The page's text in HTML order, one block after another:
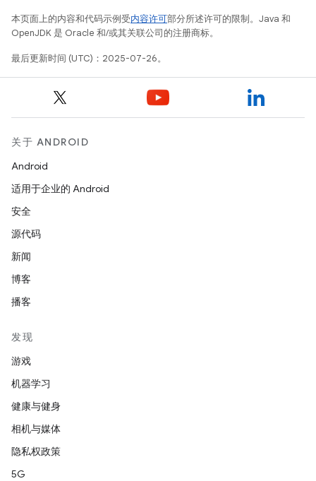
本页面上的内容和代码示例受内容许可部分所述许可的限制。Java 和
OpenJDK 是 Oracle 和/或其关联公司的注册商标。
最后更新时间 (UTC)：2025-07-26。
关于 ANDROID
Android
适用于企业的 Android
安全
源代码
新闻
博客
播客
发现
游戏
机器学习
健康与健身
相机与媒体
隐私权政策
5G